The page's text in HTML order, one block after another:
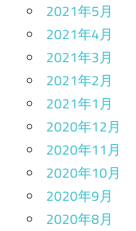
2021年5月
2021年4月
2021年3月
2021年2月
2021年1月
2020年12月
2020年11月
2020年10月
2020年9月
2020年8月